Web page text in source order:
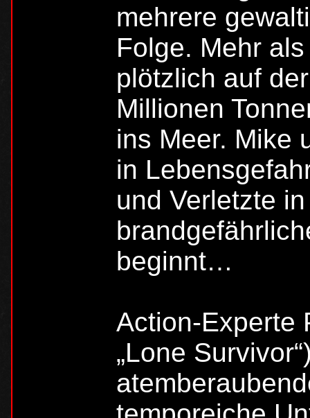
mehrere
Folge. Mehr
plötzlich auf
Millionen
ins Meer. Mike
in
und Verletzte
beginnt…
Action-Experte
„Lone